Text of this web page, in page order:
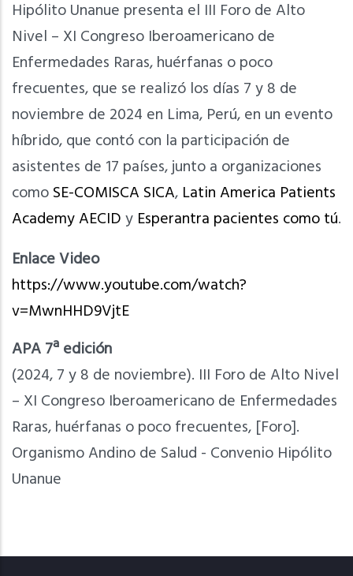
Hipólito Unanue presenta el III Foro de Alto
Nivel – XI Congreso Iberoamericano de
Enfermedades Raras, huérfanas o poco
frecuentes, que se realizó los días 7 y 8 de
noviembre de 2024 en Lima, Perú, en un evento
híbrido, que contó con la participación de
asistentes de 17 países, junto a organizaciones
comoSE-COMISCA SICA, Latin America Patients
AcademyAECIDy Esperantra pacientes como tú.
Enlace Video
https://www.youtube.com/watch?
v=MwnHHD9VjtE
APA 7ª edición
(2024, 7 y 8 de noviembre). III Foro de Alto Nivel
– XI Congreso Iberoamericano de Enfermedades
Raras, huérfanas o poco frecuentes, [Foro].
Organismo Andino de Salud - Convenio Hipólito
Unanue